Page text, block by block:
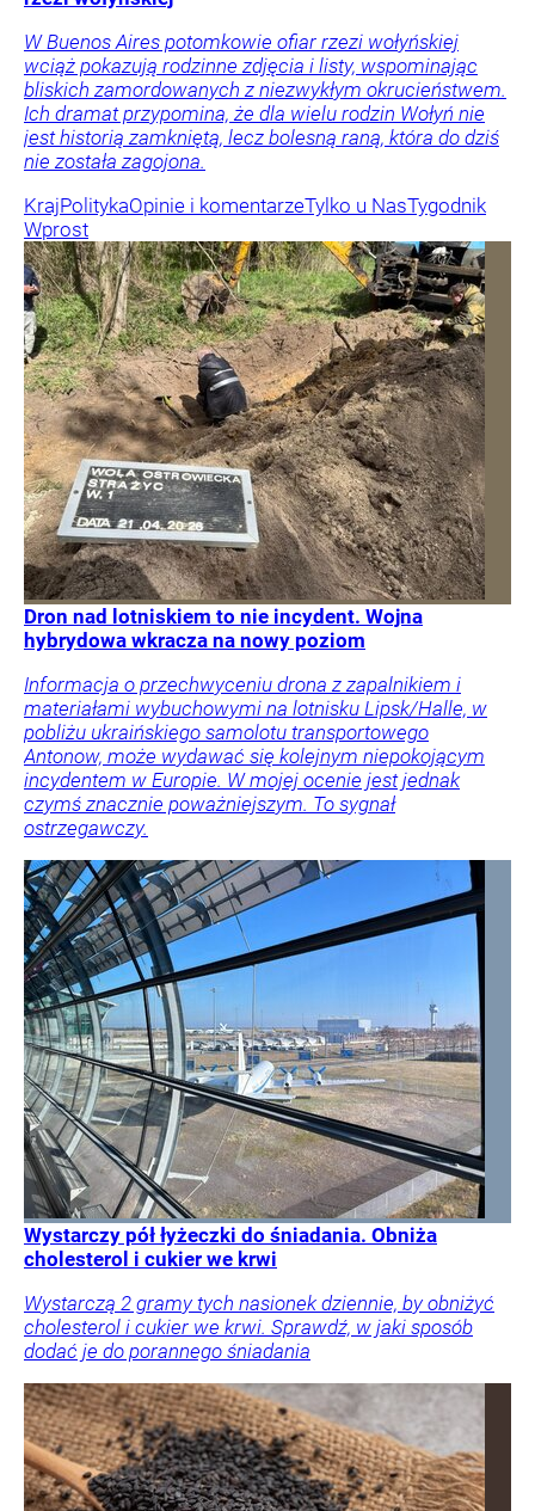
W Buenos Aires potomkowie ofiar rzezi wołyńskiej
wciąż pokazują rodzinne zdjęcia i listy, wspominając
bliskich zamordowanych z niezwykłym okrucieństwem.
Ich dramat przypomina, że dla wielu rodzin Wołyń nie
jest historią zamkniętą, lecz bolesną raną, która do dziś
nie została zagojona.
KrajPolitykaOpinie i komentarzeTylko u NasTygodnik
Wprost
Dron nad lotniskiem to nie incydent. Wojna
hybrydowa wkracza na nowy poziom
Informacja o przechwyceniu drona z zapalnikiem i
materiałami wybuchowymi na lotnisku Lipsk/Halle, w
pobliżu ukraińskiego samolotu transportowego
Antonow, może wydawać się kolejnym niepokojącym
incydentem w Europie. W mojej ocenie jest jednak
czymś znacznie poważniejszym. To sygnał
ostrzegawczy.
Wystarczy pół łyżeczki do śniadania. Obniża
cholesterol i cukier we krwi
Wystarczą 2 gramy tych nasionek dziennie, by obniżyć
cholesterol i cukier we krwi. Sprawdź, w jaki sposób
dodać je do porannego śniadania